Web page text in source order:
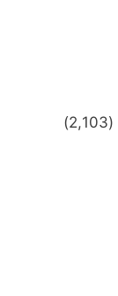
(2,103)